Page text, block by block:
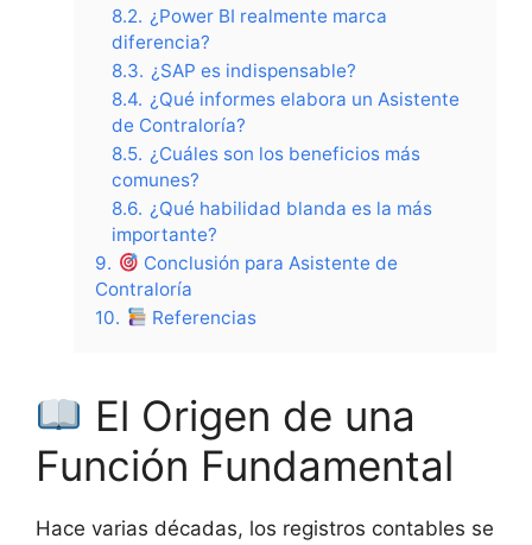
8.2. ¿Power BI realmente marca
diferencia?
8.3. ¿SAP es indispensable?
8.4. ¿Qué informes elabora un Asistente
de Contraloría?
8.5. ¿Cuáles son los beneficios más
comunes?
8.6. ¿Qué habilidad blanda es la más
importante?
9.
Conclusión para Asistente de
Contraloría
10.
Referencias
El Origen de una
Función Fundamental
Hace varias décadas, los registros contables se